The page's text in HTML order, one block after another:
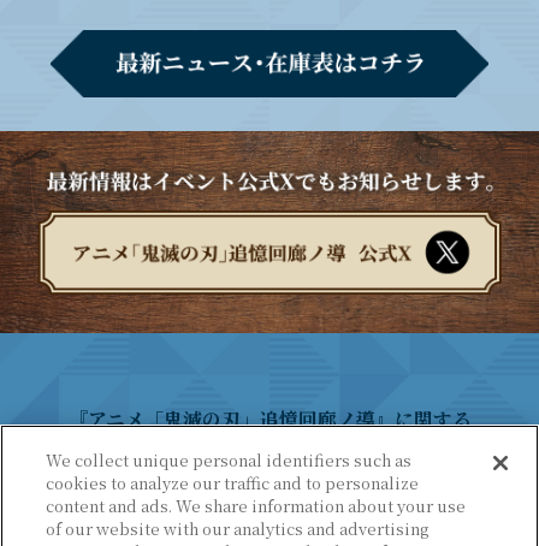
『アニメ「鬼滅の刃」追憶回廊ノ導』に関する
お問い合わせは、こちらからお願いいたします。
We collect unique personal identifiers such as
cookies to analyze our traffic and to personalize
content and ads. We share information about your use
of our website with our analytics and advertising